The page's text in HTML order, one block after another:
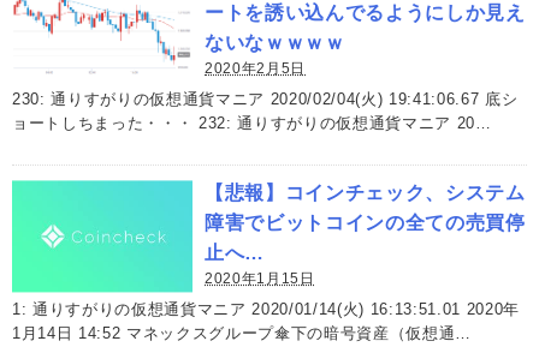
ートを誘い込んでるようにしか見え
ないなｗｗｗｗ
2020年2月5日
230: 通りすがりの仮想通貨マニア 2020/02/04(火) 19:41:06.67 底シ
ョートしちまった・・・ 232: 通りすがりの仮想通貨マニア 20…
【悲報】コインチェック、システム
障害でビットコインの全ての売買停
止へ…
2020年1月15日
1: 通りすがりの仮想通貨マニア 2020/01/14(火) 16:13:51.01 2020年
1月14日 14:52 マネックスグループ傘下の暗号資産（仮想通…